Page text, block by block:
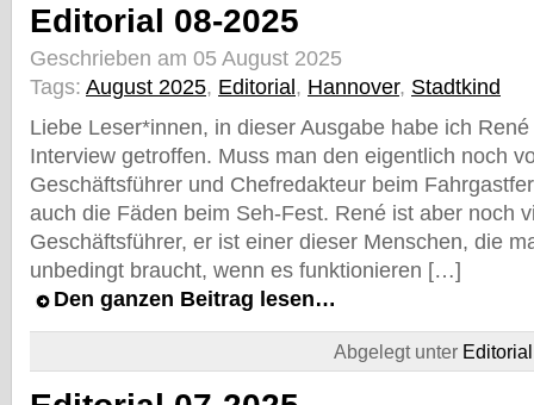
Editorial 08-2025
Geschrieben am 05 August 2025
Tags: August 2025, Editorial , Hannover, Stadtkind
Liebe Leser*innen, in dieser Ausgabe habe ich
Interview getroffen. Muss man den eigentlich noch
Geschäftsführer und Chefredakteur beim
auch die Fäden beim Seh-Fest. René ist aber noch
Geschäftsführer, er ist einer dieser Menschen, die
unbedingt braucht, wenn es funktionieren […]
Den ganzen Beitrag lesen…
Abgelegt unter Editorial